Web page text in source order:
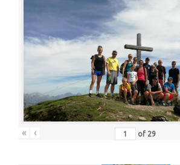
« ‹ of 29